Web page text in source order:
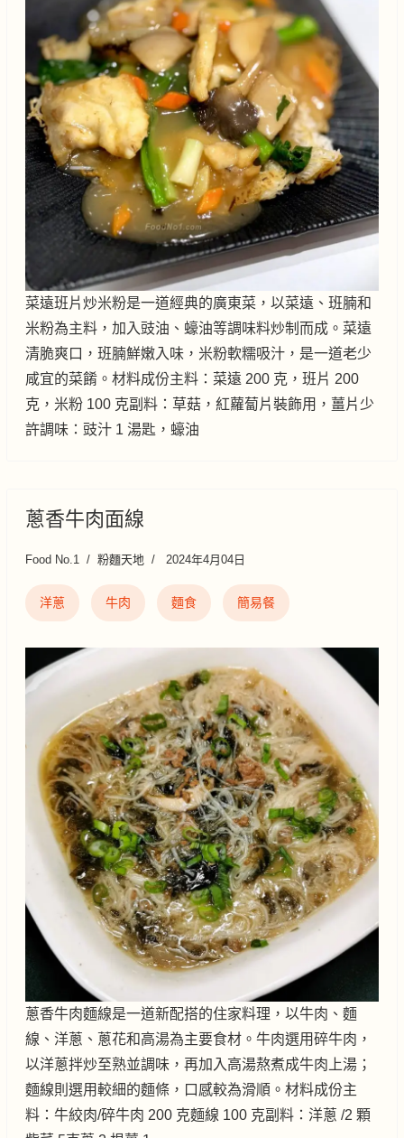
菜遠班片炒米粉是一道經典的廣東菜，以菜遠、班腩和
米粉為主料，加入豉油、蠔油等調味料炒制而成。菜遠
清脆爽口，班腩鮮嫩入味，米粉軟糯吸汁，是一道老少
咸宜的菜餚。材料成份主料：菜遠 200 克，班片 200
克，米粉 100 克副料：草菇，紅蘿蔔片裝飾用，薑片少
許調味：豉汁 1 湯匙，蠔油
蔥香牛肉面線
Food No.1 粉麵天地 2024年4月04日
洋蔥 牛肉 麵食 簡易餐
蔥香牛肉麵線是一道新配搭的住家料理，以牛肉、麵
線、洋蔥、蔥花和高湯為主要食材。牛肉選用碎牛肉，
以洋蔥拌炒至熟並調味，再加入高湯熬煮成牛肉上湯；
麵線則選用較細的麵條，口感較為滑順。材料成份主
料：牛絞肉/碎牛肉 200 克麵線 100 克副料：洋蔥 /2 顆